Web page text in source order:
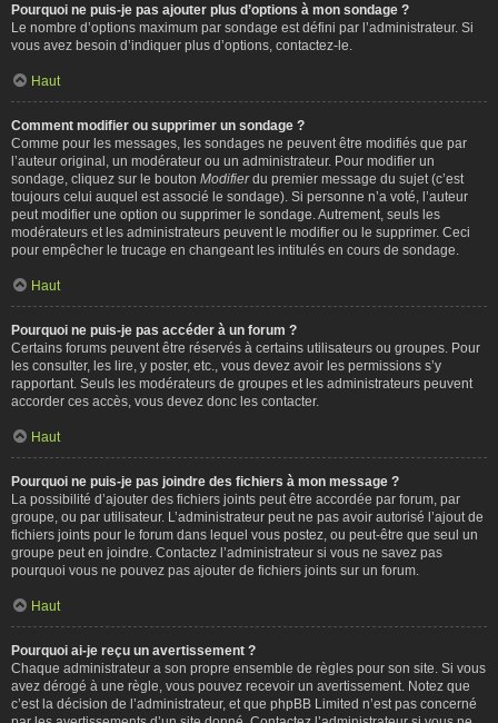
Pourquoi ne puis-je pas ajouter plus d’options à mon sondage ?
Le nombre d’options maximum par sondage est défini par l’administrateur. Si
vous avez besoin d’indiquer plus d’options, contactez-le.
Haut
Comment modifier ou supprimer un sondage ?
Comme pour les messages, les sondages ne peuvent être modifiés que par
l’auteur original, un modérateur ou un administrateur. Pour modifier un
sondage, cliquez sur le bouton Modifierdu premier message du sujet (c’est
toujours celui auquel est associé le sondage). Si personne n’a voté, l’auteur
peut modifier une option ou supprimer le sondage. Autrement, seuls les
modérateurs et les administrateurs peuvent le modifier ou le supprimer. Ceci
pour empêcher le trucage en changeant les intitulés en cours de sondage.
Haut
Pourquoi ne puis-je pas accéder à un forum ?
Certains forums peuvent être réservés à certains utilisateurs ou groupes. Pour
les consulter, les lire, y poster, etc., vous devez avoir les permissions s’y
rapportant. Seuls les modérateurs de groupes et les administrateurs peuvent
accorder ces accès, vous devez donc les contacter.
Haut
Pourquoi ne puis-je pas joindre des fichiers à mon message ?
La possibilité d’ajouter des fichiers joints peut être accordée par forum, par
groupe, ou par utilisateur. L’administrateur peut ne pas avoir autorisé l’ajout de
fichiers joints pour le forum dans lequel vous postez, ou peut-être que seul un
groupe peut en joindre. Contactez l’administrateur si vous ne savez pas
pourquoi vous ne pouvez pas ajouter de fichiers joints sur un forum.
Haut
Pourquoi ai-je reçu un avertissement ?
Chaque administrateur a son propre ensemble de règles pour son site. Si vous
avez dérogé à une règle, vous pouvez recevoir un avertissement. Notez que
c’est la décision de l’administrateur, et que phpBB Limited n’est pas concerné